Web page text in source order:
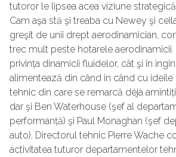
tutoror le lipsea acea viziune
Cam aşa stă şi treaba cu Newey şi
greşit de unii drept aerodinamician,
trec mult peste hotarele aerodinamicii.
privința dinamicii fluidelor, cât şi în
alimentează din când în când cu ideile
tehnic din care se remarcă déjà
dar şi Ben Waterhouse (şef al
performanță) şi Paul Monaghan (şef
auto). Directorul tehnic Pierre Wache
activitatea tuturor departamentelor